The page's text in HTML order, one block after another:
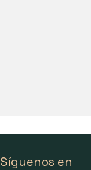
Síguenos en